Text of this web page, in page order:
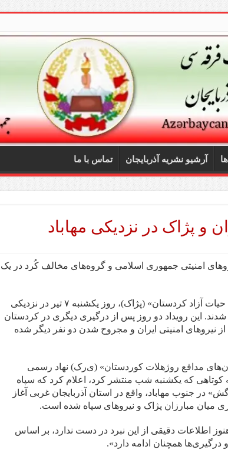
آرشیو نشریه آذربایجان تماس با ما
و پژاک در نزدیکی مهاباد
امنیتی جمهوری اسلامی و گروه‌های مخالف کُرد در یک
سپاه پاسداران و واحدهایی از «حزب حیات آزاد کردستان» (پژاک)، روز یکشنبه ۷ تیر در نزدیکی
شدند. این رویداد دو روز پس از درگیری دیگری در کردستان
نیروهای امنیتی ایران و مجروح شدن دو نفر دیگر شده
مدافع روژهلات کوردستان» (ی‌ر‌ک) نهاد رسمی
کوتاهی که یکشنبه شب منتشر کرد، اعلام کرد که سپاه
در جنوب مهاباد، واقع در استان آذربایجان غربی آغاز
میان مبارزان پژاک و نیروهای سپاه شده است.
هنوز اطلاعات دقیقی از این نبرد در دست ندارد، بر اساس
همچنان ادامه دارد».